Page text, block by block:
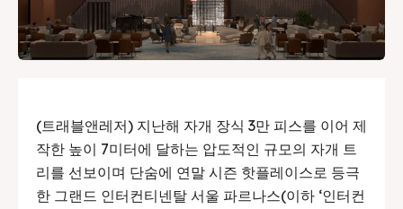
(트래블앤레저) 지난해 자개 장식 3만 피스를 이어 제
작한 높이 7미터에 달하는 압도적인 규모의 자개 트
리를 선보이며 단숨에 연말 시즌 핫플레이스로 등극
한 그랜드 인터컨티넨탈 서울 파르나스(이하 ‘인터컨